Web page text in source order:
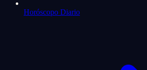
Horóscopo Diario